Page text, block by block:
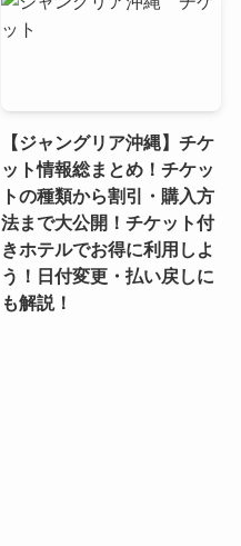
【ジャングリア沖縄】チケ
ット情報総まとめ！チケッ
トの種類から割引・購入方
法まで大公開！チケット付
きホテルでお得に利用しよ
う！日付変更・払い戻しに
も解説！